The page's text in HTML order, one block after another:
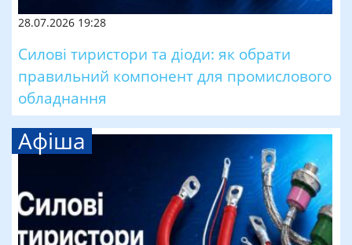
28.07.2026 19:28
Силові тиристори та діоди: як обрати
правильний компонент для промислового
обладнання
Афіша